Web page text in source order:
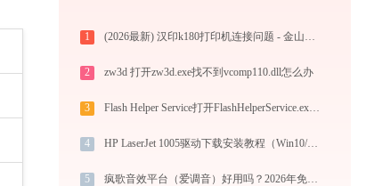
1 (2026最新) 汉印k180打印机连接问题 - 金山毒霸
2 zw3d 打开zw3d.exe找不到vcomp110.dll怎么办
3 Flash Helper Service打开FlashHelperService.exe提示0xc000001d错误码怎么办
4 HP LaserJet 1005驱动下载安装教程（Win10/Win11兼容）
5 疯歌音效平台（爱调音）好用吗？2026年免费变声软件下载与功能详解